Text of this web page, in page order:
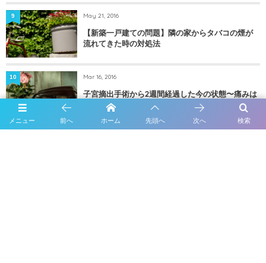
May 21, 2016
【新築一戸建ての問題】隣の家からタバコの煙が
流れてきた時の対処法
9
Mar 16, 2016
子宮摘出手術から2週間経過した今の状態〜痛みは
どのくらい？
10
メニュー 検索
前へ ホーム 先頭へ 次へ